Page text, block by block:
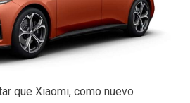
que Xiaomi, como nuevo